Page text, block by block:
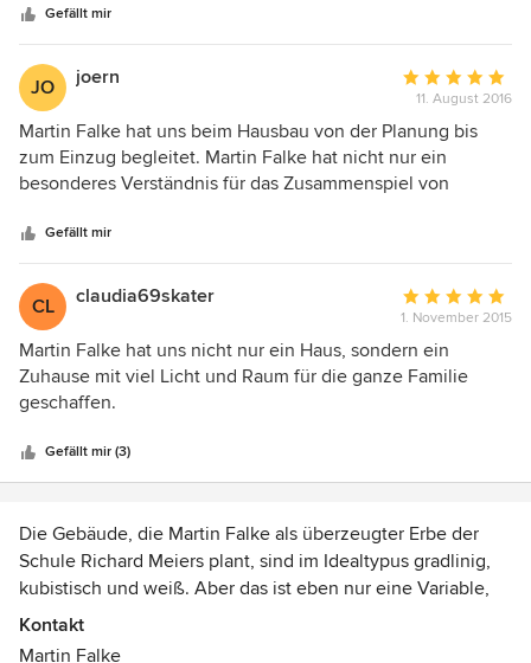
Gefällt mir
JO joern
Bewertung:
5
von
5
11. August 2016
Martin Falke hat uns beim Hausbau von der Planung bis
zum Einzug begleitet. Martin Falke hat nicht nur ein
besonderes Verständnis für das Zusammenspiel von
Ideen und Wünsche des Bauherren zu verwirklichen. Herr
Falke prägt seinen Projekte mit einer besonderen Note.
Gefällt mir
CL claudia69skater
Bewertung:
5
von
1. November 2015
Martin Falke hat uns nicht nur ein Haus, sondern ein
Zuhause mit viel Licht und Raum für die ganze Familie
geschaffen.
Gefällt mir (3)
Die Gebäude, die Martin Falke als überzeugter Erbe der
Schule Richard Meiers plant, sind im Idealtypus gradlinig,
kubistisch und weiß. Aber das ist eben nur eine Variable,
die das Resultat bestimmt. Den Rahmen bilden individuelle
Vorgaben des Bauplatzes, ggf. des Objektes und der
Kontakt
Martin Falke